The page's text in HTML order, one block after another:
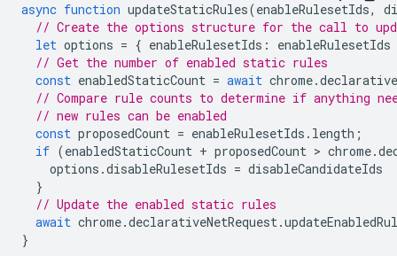
async function updateStaticRules(enableRulesetIds,
// Create the options structure for the call to
let options = { enableRulesetIds :
enableRulesetIds
// Get the number of enabled static rules
const enabledStaticCount = await chrome.
// Compare rule counts to determine if anything
// new rules can be enabled
const proposedCount = enableRulesetIds . length ;
if (enabledStaticCount + proposedCount > chrome.
options .disableRulesetIds = disableCandidateIds
}
// Update the enabled static rules
await chrome.declarativeNetRequest.
}